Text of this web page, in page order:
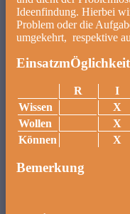
Ideenfindung. Hierbei
Problem oder die
umgekehrt, respektive
R I
Wissen
X
Wollen
X
Können
X
Bemerkung